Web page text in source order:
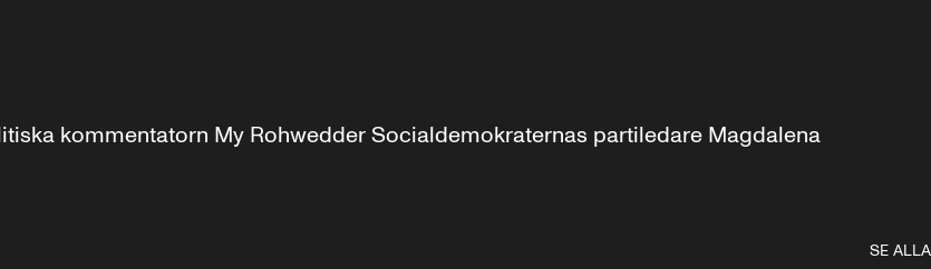
kommentatorn My Rohwedder Socialdemokraternas partiledare Magdalena
SE ALLA